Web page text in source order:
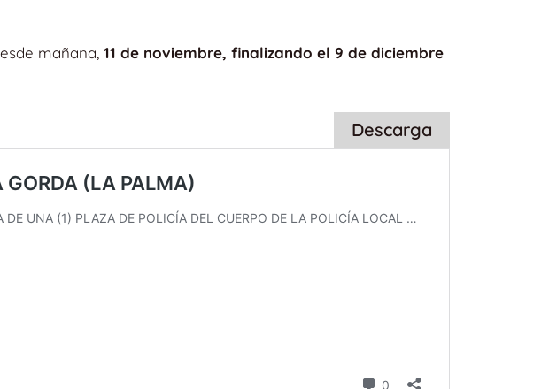
mañana, 11 de noviembre, finalizando el 9 de diciembre
Descarga